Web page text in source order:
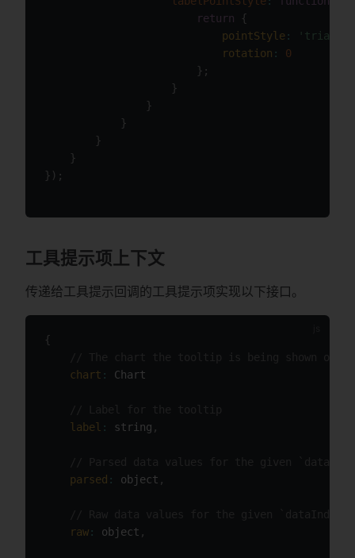
return
{
pointStyle :
rotation :
0
} ;
}
}
}
}
}
} ) ;
工具提示项上下文
传递给工具提示回调的工具提示项实现以下接口。
{
chart : Chart
label : string ,
parsed : object ,
raw : object ,